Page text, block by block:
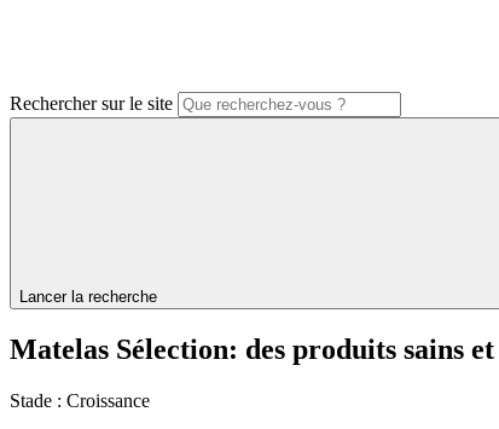
Rechercher sur le site
Lancer la recherche
Matelas Sélection: des produits sains et
Stade : Croissance